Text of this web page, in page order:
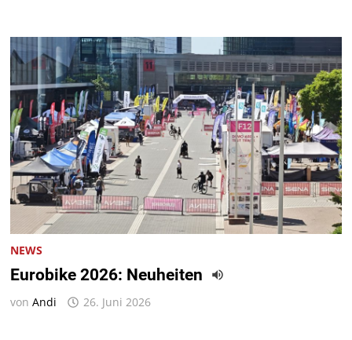
NEWS
Eurobike 2026: Neuheiten
vonAndi 26. Juni 2026